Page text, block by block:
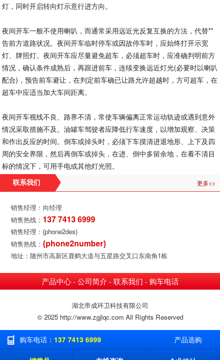
灯，同时开启转向灯示意行进方向。
夜间开车一般不使用喇叭，而通常采用远近光反复互换的方法，代替**
告前方道路状况。夜间开车临时停车或因故停车时，应始终打开示宽
灯、牌照灯。夜间开车应尽量避免超车，必须超车时，应准确判明前方
情况，确认条件成熟后，再跟进前车，连续变换远近灯光(必要时以喇叭
配合)，预告前车避让，在判定前车确已让路允许超越时，方可超车，在
超车中应适当加大车间距离。
夜间开车视线不良、路界不清，常使车辆偏离正常运动轨迹或遇到意外
情况采取措施不及。油罐车驾驶者应降低行车速度，以增加观察、决策
和作出反应的时间。倒车或掉头时，必须下车摸清进退地形、上下及四
周的安全界限，然后再倒车或掉头，在进、倒中多留余地，在看不清目
标的情况下，可用手电或其他灯光照。
联系我们 更多>>
销售经理：向经理
销售热线： 137 7413 6999
销售经理：{phone2des}
销售热线：{phone2number}
地址：随州市高新区鹿鹤大道与五星路交叉口东南角1栋
产品中心- 公司简介 - 联系我们 - 购车电话
湖北帝成环卫科技有限公司
© 2025 http://www.zgjlqc.com All Rights Reserved
购车电话： 137 7413 6999 产品选购